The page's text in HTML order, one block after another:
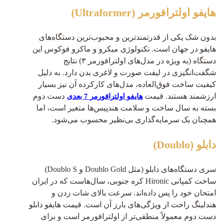
هایفو اولترافورمر (Ultraformer)
بدون شک یکی از قدرتمندترین و محبوب‌ترین دستگاه‌های
هایفو در جهان است. تکنولوژی میکرو و ماکرو فوکوس این
دستگاه (به ویژه در مدل‌های اولترافورمر ۳) نتایج
شگفت‌انگیزی در لیفت صورت و لاغری بدن دارد. به دلیل
کیفیت ساخت فوق‌العاده، مدل‌های کارکرده آن نیز بسیار
ارزشمند هستند. قیمت هایفو اولترافورمر 7 بعدی
دست دوم
بسته به سال ساخت و سلامت هندپیس‌ها متغیر است، اما
همچنان یک سرمایه‌گذاری بی‌نظیر محسوب می‌شود.
دابلو (Doublo)
سری دستگاه‌های دابلو (مثل Doublo Gold و Doublo S)
ساخت کمپانی Hironic کره جنوبی، سال‌هاست که در ایران
امتحان خود را پس داده‌اند. سرعت بالای شات زدن و
هندلینگ راحت از ویژگی‌های بارز آن است. قیمت هایفو دابلو
دست دوم معمولاً منطقی‌تر از اولترافورمر است و برای